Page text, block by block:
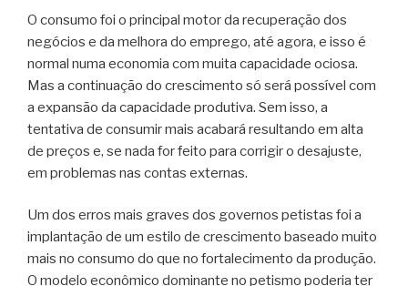
O consumo foi o principal motor da recuperação dos
negócios e da melhora do emprego, até agora, e isso é
normal numa economia com muita capacidade ociosa.
Mas a continuação do crescimento só será possível com
a expansão da capacidade produtiva. Sem isso, a
tentativa de consumir mais acabará resultando em alta
de preços e, se nada for feito para corrigir o desajuste,
em problemas nas contas externas.
Um dos erros mais graves dos governos petistas foi a
implantação de um estilo de crescimento baseado muito
mais no consumo do que no fortalecimento da produção.
O modelo econômico dominante no petismo poderia ter